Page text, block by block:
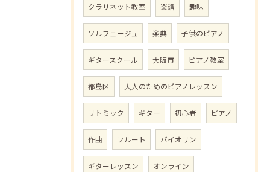
クラリネット教室 楽譜 趣味
ソルフェージュ 楽典 子供のピアノ
ギタースクール 大阪市 ピアノ教室
都島区 大人のためのピアノレッスン
リトミック ギター 初心者 ピアノ
作曲 フルート バイオリン
ギターレッスン オンライン